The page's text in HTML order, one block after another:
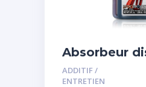
Absorbeur
d’eau pour
ADDITIF /
ENTRETIEN